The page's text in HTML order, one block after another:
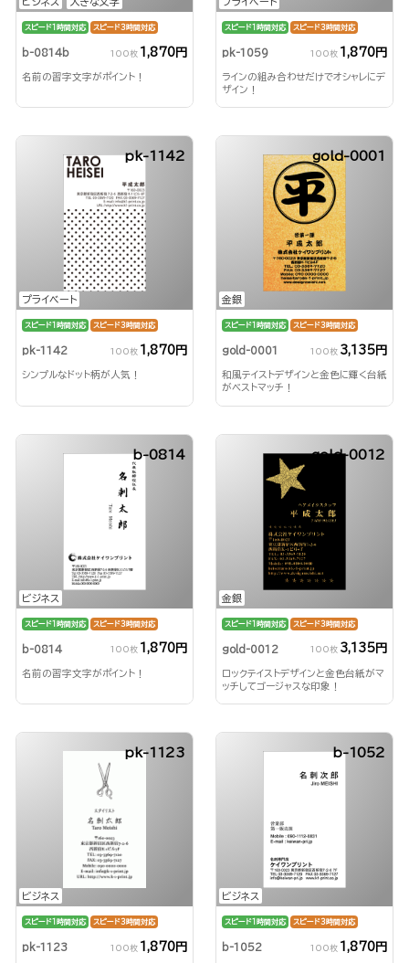
スピード1時間対応 スピード3時間対応
b-0814b 100枚 1,870円
名前の習字文字がポイント！
スピード1時間対応 スピード3時間対応
pk-1059 100枚 1,870円
ラインの組み合わせだけでオシャレにデ
ザイン！
プライベート
pk-1142
スピード1時間対応 スピード3時間対応
pk-1142 100枚 1,870円
シンプルなドット柄が人気！
金銀
gold-0001
スピード1時間対応 スピード3時間対応
gold-0001 100枚 3,135円
和風テイストデザインと金色に輝く台紙
がベストマッチ！
ビジネス
b-0814
スピード1時間対応 スピード3時間対応
b-0814 100枚 1,870円
名前の習字文字がポイント！
金銀
gold-0012
スピード1時間対応 スピード3時間対応
gold-0012 100枚 3,135円
ロックテイストデザインと金色台紙がマ
ッチしてゴージャスな印象！
ビジネス
pk-1123
スピード1時間対応 スピード3時間対応
pk-1123 100枚 1,870円
ビジネス
b-1052
スピード1時間対応 スピード3時間対応
b-1052 100枚 1,870円